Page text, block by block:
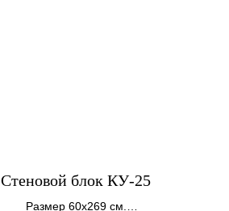
Стеновой блок КУ-25
Размер 60х269 см.